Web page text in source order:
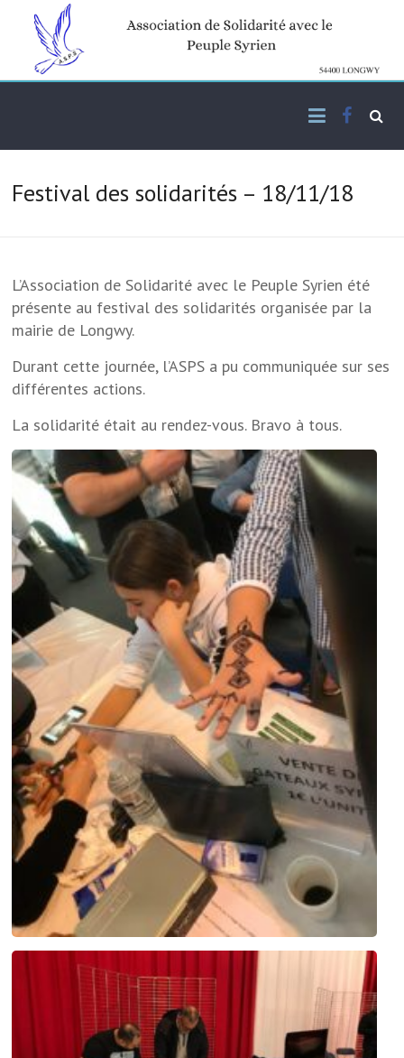
content
Association de solidarité
avec le peuple syrien
Festival des solidarités – 18/11/18
L’Association de Solidarité avec le Peuple Syrien été
présente au festival des solidarités organisée par la
mairie de Longwy.
Durant cette journée, l’ASPS a pu communiquée sur ses
différentes actions.
La solidarité était au rendez-vous. Bravo à tous.